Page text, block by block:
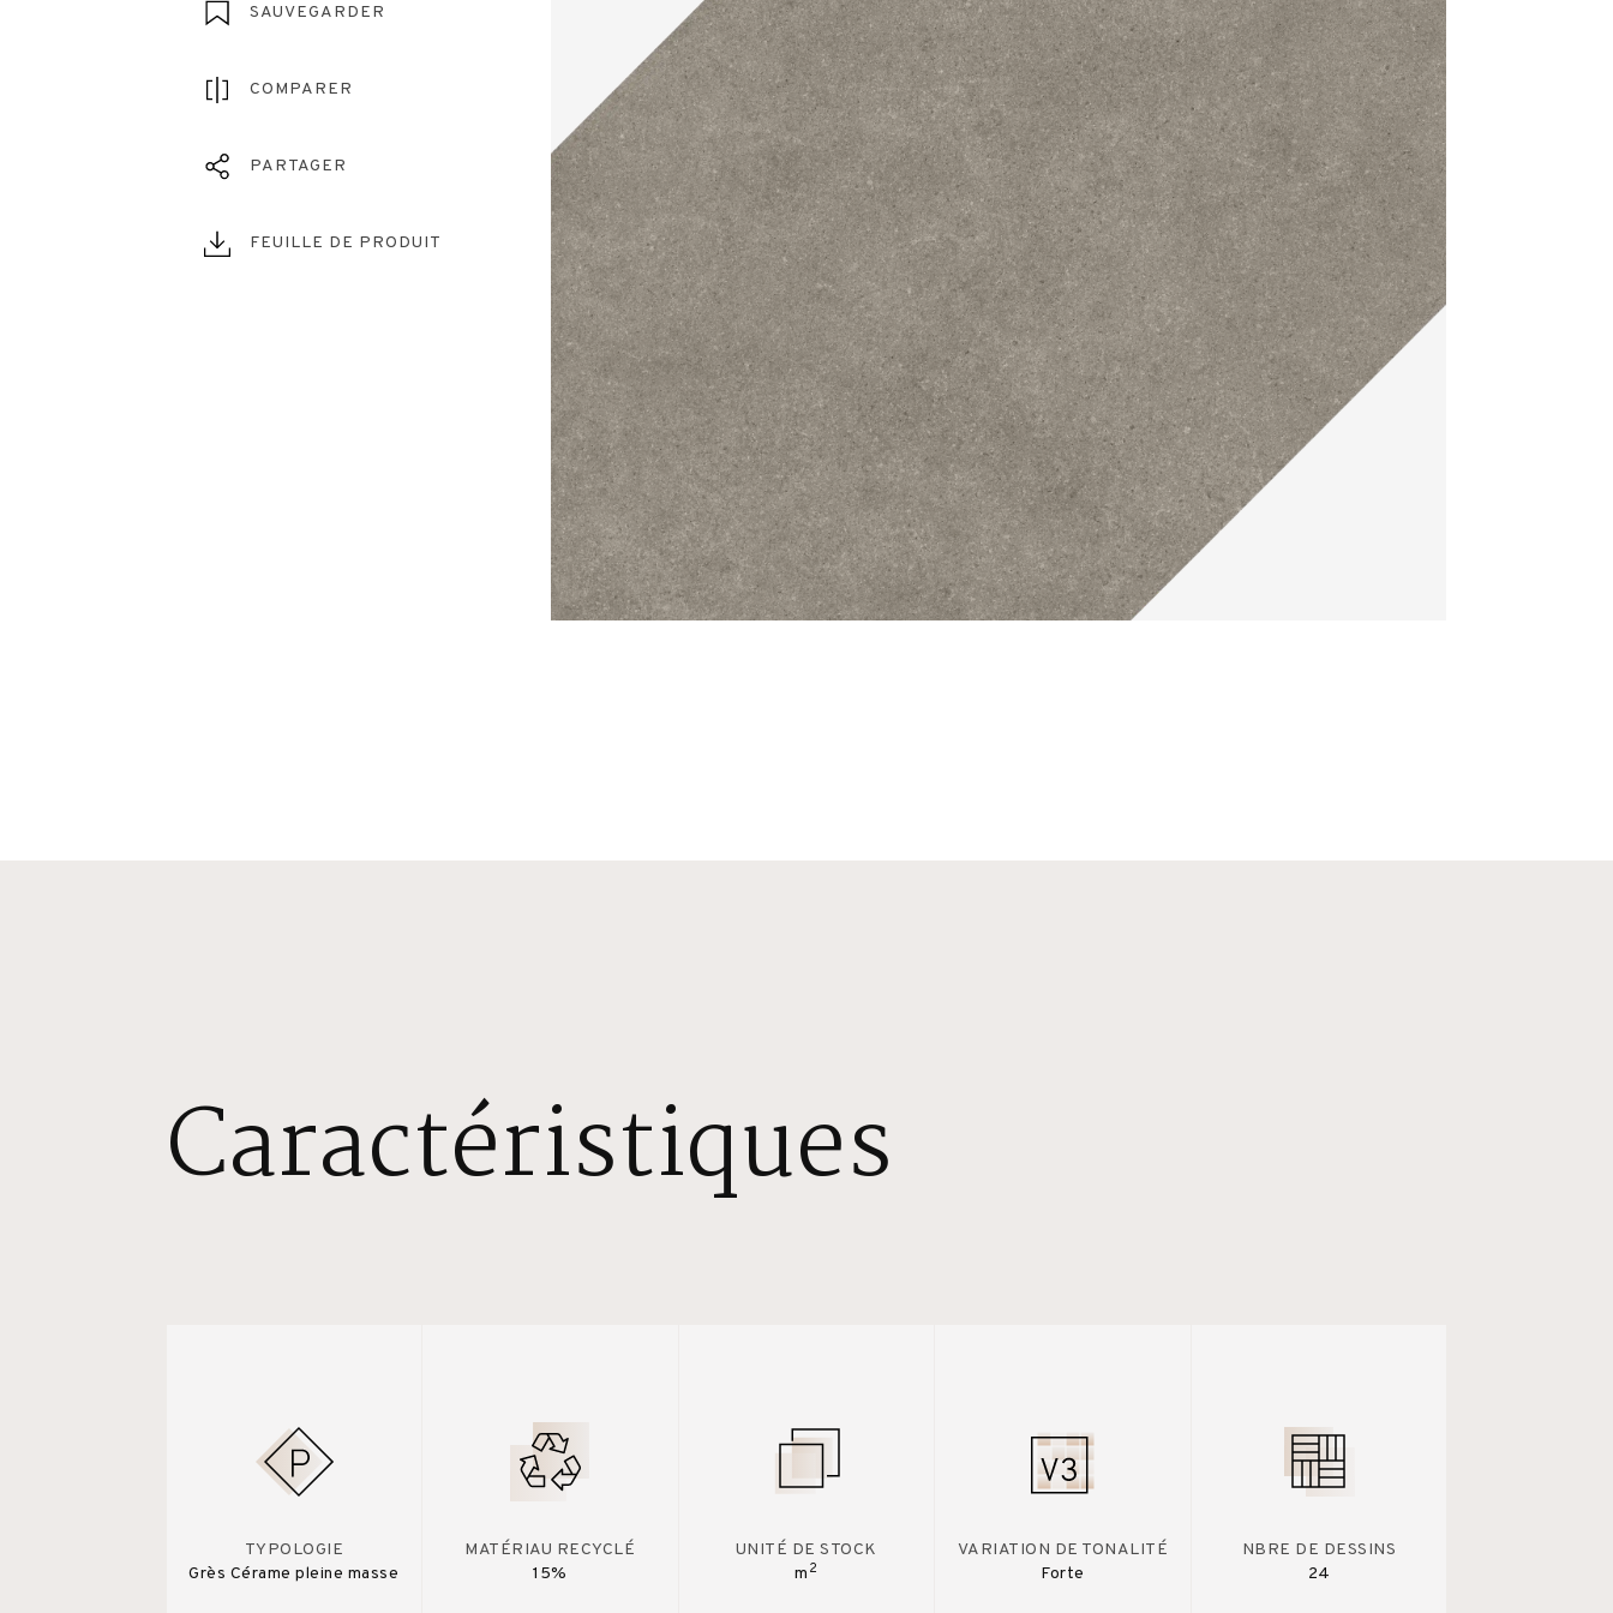
SAUVEGARDER
COMPARER
PARTAGER
FEUILLE DE PRODUIT
Caractéristiques
TYPOLOGIE
Grès Cérame pleine masse
MATÉRIAU RECYCLÉ
15%
UNITÉ DE STOCK
m 2
VARIATION DE TONALITÉ
Forte
NBRE DE DESSINS
24